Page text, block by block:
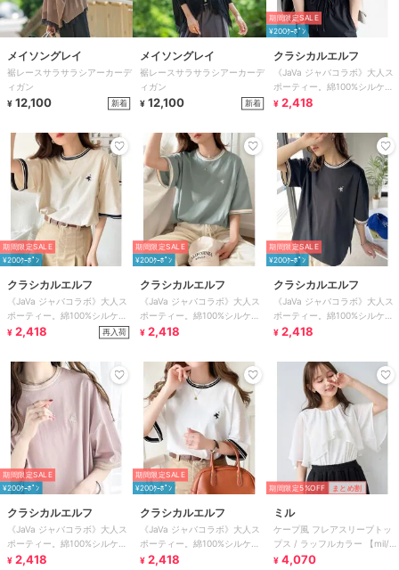
メイソングレイ
裾レースサラサラシアーカーデ
ィガン
¥ 12,100 新着
メイソングレイ
裾レースサラサラシアーカーデ
ィガン
¥ 12,100 新着
期間限定SALE
¥200ｸｰﾎﾟﾝ
クラシカルエルフ
《JaVa ジャバコラボ》大人ス
ポーティー。綿100%シルケッ
ト 配色刺繍Tシャツ
¥ 2,418
期間限定SALE
¥200ｸｰﾎﾟﾝ
クラシカルエルフ
《JaVa ジャバコラボ》大人ス
ポーティー。綿100%シルケッ
ト 配色刺繍Tシャツ
¥ 2,418 再入荷
期間限定SALE
¥200ｸｰﾎﾟﾝ
クラシカルエルフ
《JaVa ジャバコラボ》大人ス
ポーティー。綿100%シルケッ
ト 配色刺繍Tシャツ
¥ 2,418
期間限定SALE
¥200ｸｰﾎﾟﾝ
クラシカルエルフ
《JaVa ジャバコラボ》大人ス
ポーティー。綿100%シルケッ
ト 配色刺繍Tシャツ
¥ 2,418
期間限定SALE
¥200ｸｰﾎﾟﾝ
クラシカルエルフ
《JaVa ジャバコラボ》大人ス
ポーティー。綿100%シルケッ
ト 配色刺繍Tシャツ
¥ 2,418
期間限定SALE
¥200ｸｰﾎﾟﾝ
クラシカルエルフ
《JaVa ジャバコラボ》大人ス
ポーティー。綿100%シルケッ
ト 配色刺繍Tシャツ
¥ 2,418
期間限定5%OFF まとめ割
ミル
ケープ風 フレアスリーブトッ
プス / ラッフルカラー 【mil/ミ
ル】
¥ 4,070